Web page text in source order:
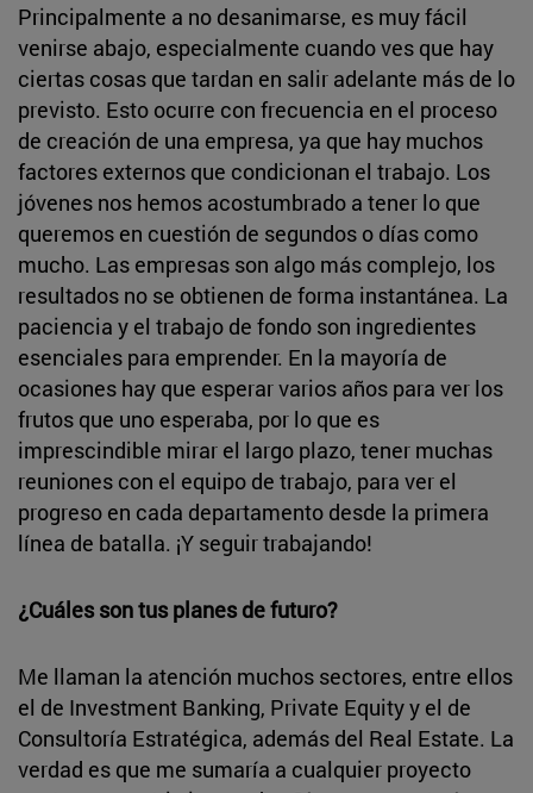
Principalmente a no desanimarse, es muy fácil
venirse abajo, especialmente cuando ves que hay
ciertas cosas que tardan en salir adelante más de lo
previsto. Esto ocurre con frecuencia en el proceso
de creación de una empresa, ya que hay muchos
factores externos que condicionan el trabajo. Los
jóvenes nos hemos acostumbrado a tener lo que
queremos en cuestión de segundos o días como
mucho. Las empresas son algo más complejo, los
resultados no se obtienen de forma instantánea. La
paciencia y el trabajo de fondo son ingredientes
esenciales para emprender. En la mayoría de
ocasiones hay que esperar varios años para ver los
frutos que uno esperaba, por lo que es
imprescindible mirar el largo plazo, tener muchas
reuniones con el equipo de trabajo, para ver el
progreso en cada departamento desde la primera
línea de batalla. ¡Y seguir trabajando!
¿Cuáles son tus planes de futuro?
Me llaman la atención muchos sectores, entre ellos
el de Investment Banking, Private Equity y el de
Consultoría Estratégica, además del Real Estate. La
verdad es que me sumaría a cualquier proyecto